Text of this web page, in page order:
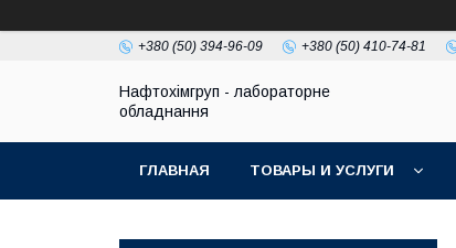
+380 (50) 394-96-09 +380 (50) 410-74-81
Нафтохімгруп - лабораторне
обладнання
ГЛАВНАЯ ТОВАРЫ И УСЛУГИ